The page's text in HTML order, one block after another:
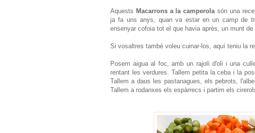
Aquests Macarrons a la camperolasón una
ja fa uns anys, quan va estar en un camp de
ensenyar cofoia tot el que havia après, un munt
Si vosaltres també voleu cuinar-los, aquí teniu la
Posem aigua al foc, amb un rajolí d'oli i una
rentant les verdures. Tallem petita la ceba i la
Tallem a daus les pastanagues, els pebrots,
Tallem a rodanxes els espàrrecs i partim els